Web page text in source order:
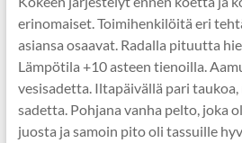
erinomaiset. Toimihenkilöitä eri
asiansa osaavat. Radalla pituutta
Lämpötila +10 asteen tienoilla.
vesisadetta. Iltapäivällä pari
sadetta. Pohjana vanha pelto, joka
juosta ja samoin pito oli tassuille